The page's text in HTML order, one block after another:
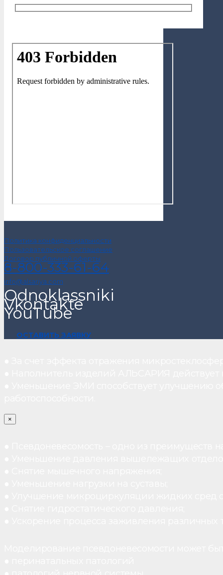
Политика конфиденциальности
Пользовательское соглашение
Договор публичной оферты
8-800-333-61-64
info@alsariya.com
Odnoklassniki
Vkontakte
YouTube
ОСТАВИТЬ ЗАЯВКУ
×